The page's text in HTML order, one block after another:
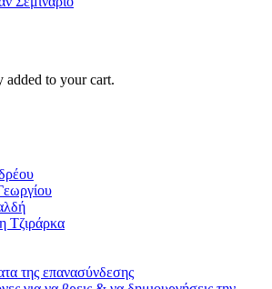
added to your cart.
Τζιράρκα
της επανασύνδεσης